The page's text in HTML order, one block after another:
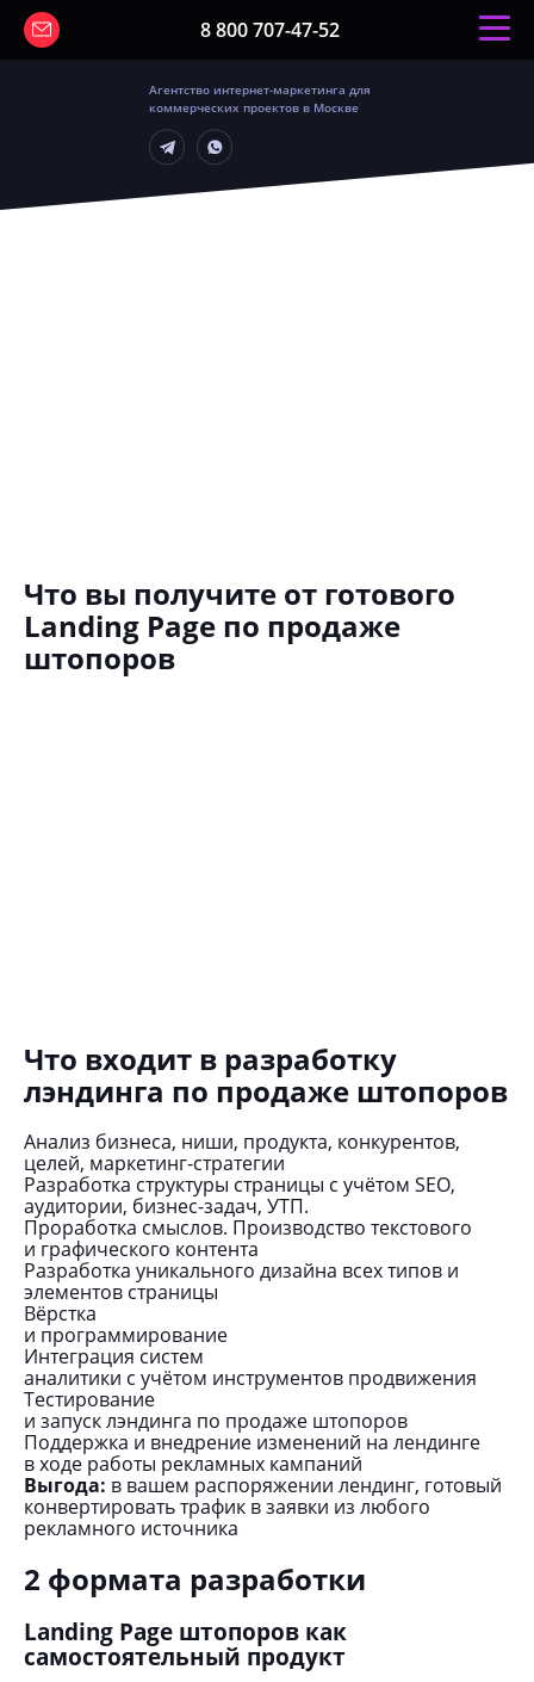
8 800 707-47-52
Агентство интернет-маркетинга для
коммерческих проектов в Москве
Что вы получите от готового
Landing Page по продаже
штопоров
Что входит в разработку
лэндинга по продаже штопоров
Анализ бизнеса, ниши, продукта, конкурентов,
целей, маркетинг-стратегии
Разработка структуры страницы с учётом SEO,
аудитории, бизнес-задач, УТП.
Проработка смыслов. Производство текстового
и графического контента
Разработка уникального дизайна всех типов и
элементов страницы
Вёрстка
и программирование
Интеграция систем
аналитики с учётом инструментов продвижения
Тестирование
и запуск лэндинга по продаже штопоров
Поддержка и внедрение изменений на лендинге
в ходе работы рекламных кампаний
Выгода: в вашем распоряжении лендинг, готовый
конвертировать трафик в заявки из любого
рекламного источника
2 формата разработки
Landing Page штопоров как
самостоятельный продукт